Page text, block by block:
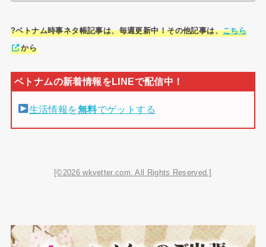
?ベトナム時事ネタ帳記事は、毎週更新中！その他記事は、こちら
から
生活情報を無料でゲットする
[©2026 wkvetter.com. All Rights Reserved.]